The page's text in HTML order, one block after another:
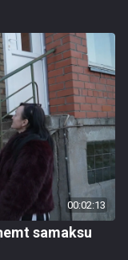
00:02:13
samaksu